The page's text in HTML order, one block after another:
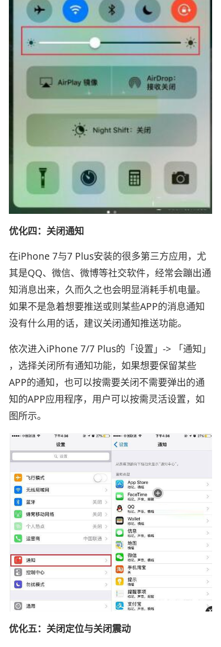
优化四：关闭通知
在iPhone 7与7 Plus安装的很多第三方应用，尤
其是QQ、微信、微博等社交软件，经常会蹦出通
知消息出来，久而久之也会明显消耗手机电量。
如果不是急着想要推送或则某些APP的消息通知
没有什么用的话，建议关闭通知推送功能。
依次进入iPhone 7/7 Plus的「设置」-> 「通知」
，选择关闭所有通知功能，如果想要保留某些
APP的通知，也可以按需要关闭不需要弹出的通
知的APP应用程序，用户可以按需灵活设置，如
图所示。
优化五：关闭定位与关闭震动